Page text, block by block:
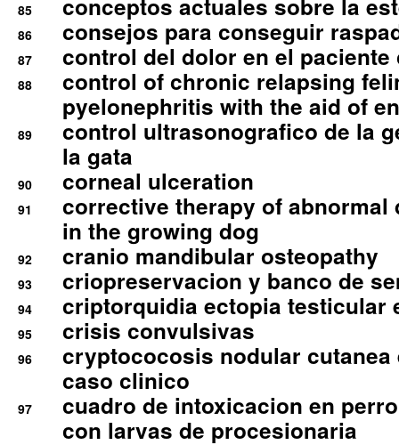
85 conceptos actuales sobre la
86 consejos para conseguir
87 control del dolor en el
88
control of chronic relapsing
pyelonephritis with the aid of
89
control ultrasonografico de la
la gata
90 corneal ulceration
91
corrective therapy of abnormal
in the growing dog
92 cranio mandibular osteopathy
93 criopreservacion y banco de
94 criptorquidia ectopia testicular
95 crisis convulsivas
96
cryptococosis nodular cutanea
caso clinico
97
cuadro de intoxicacion en
con larvas de procesionaria